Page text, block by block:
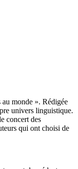
monde ». Rédigée
univers linguistique.
concert des
qui ont choisi de